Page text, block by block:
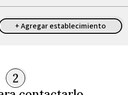
+ Agregar establecimiento
2